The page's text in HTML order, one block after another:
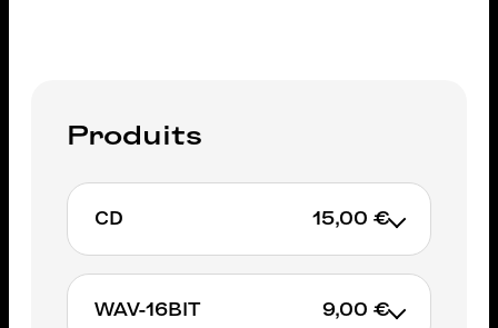
Produits
CD 15,00 €
AJOUTER AU PANIER
WAV-16BIT 9,00 €